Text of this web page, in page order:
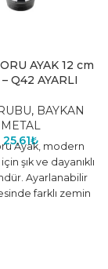
AYAK 12 cm
Q42 AYARLI
, BAYKAN
METAL
25,61₺
Ayak, modern
şık ve dayanıklı
Ayarlanabilir
farklı zemin